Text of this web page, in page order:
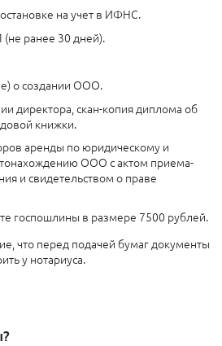
на учет в ИФНС.
ранее 30 дней).
о создании ООО.
директора, скан-копия диплома об
книжки.
аренды по юридическому и
ООО с актом приема-
и свидетельством о праве
госпошлины в размере 7500 рублей.
что перед подачей бумаг документы
у нотариуса.